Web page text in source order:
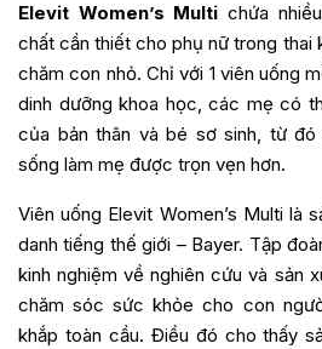
Elevit Women’s Multi chứa
chất cần thiết cho phụ nữ trong thai
chăm con nhỏ. Chỉ với 1 viên uống
dinh dưỡng khoa học, các mẹ có
của bản thân và bé sơ sinh, từ
sống làm mẹ được trọn vẹn hơn.
Viên uống Elevit Women’s Multi là
danh tiếng thế giới – Bayer. Tập
kinh nghiệm về nghiên cứu và sản
chăm sóc sức khỏe cho con
khắp toàn cầu. Điều đó cho thấy